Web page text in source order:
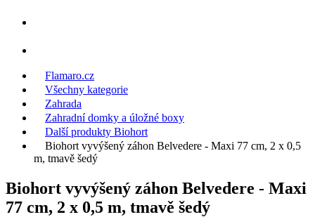
Flamaro.cz
Všechny kategorie
Zahrada
Zahradní domky a úložné boxy
Další produkty Biohort
Biohort vyvýšený záhon Belvedere - Maxi 77 cm, 2 x 0,5
m, tmavě šedý
Biohort vyvýšený záhon Belvedere - Maxi
77 cm, 2 x 0,5 m, tmavě šedý